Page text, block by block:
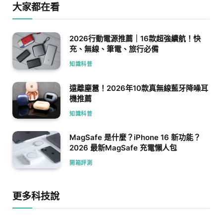
大家都在看
2026行動電源推薦｜16款超強續航！快
充、無線、筆電、旅行必備
知識科普
遠離塵囂！2026年10款真無線藍牙降噪耳
機推薦
知識科普
MagSafe 是什麼？iPhone 16 新功能？
2026 最新MagSafe 充電懶人包
開箱評測
更多科技說